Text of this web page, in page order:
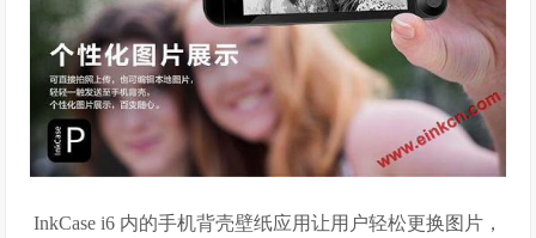
InkCase i6 内的手机背壳壁纸应用让用户轻松更换图片，